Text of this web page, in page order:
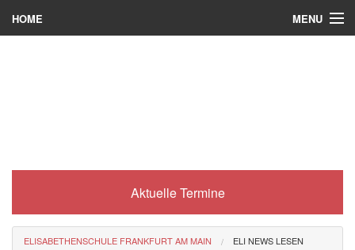
HOME MENU
Eli-Portal
Aktuelle Termine
ELISABETHENSCHULE FRANKFURT AM MAIN ELI NEWS LESEN